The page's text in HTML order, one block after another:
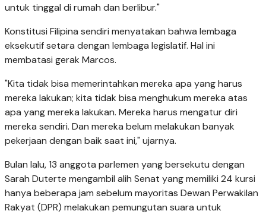
untuk tinggal di rumah dan berlibur."
Konstitusi Filipina sendiri menyatakan bahwa lembaga
eksekutif setara dengan lembaga legislatif. Hal ini
membatasi gerak Marcos.
"Kita tidak bisa memerintahkan mereka apa yang harus
mereka lakukan; kita tidak bisa menghukum mereka atas
apa yang mereka lakukan. Mereka harus mengatur diri
mereka sendiri. Dan mereka belum melakukan banyak
pekerjaan dengan baik saat ini," ujarnya.
Bulan lalu, 13 anggota parlemen yang bersekutu dengan
Sarah Duterte mengambil alih Senat yang memiliki 24 kursi
hanya beberapa jam sebelum mayoritas Dewan Perwakilan
Rakyat (DPR) melakukan pemungutan suara untuk